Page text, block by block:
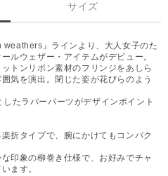
サイズ
』ラインより、大人女子のた
ルウェザー・アイテムがデビュー。
トンリボン素材のフリンジをあしら
気を演出。閉じた姿が花びらのよう
たラバーパーツがデザインポイント
折タイプで、腕にかけてもコンパク
印象の柳巻き仕様で、お好みでチャ
ます。